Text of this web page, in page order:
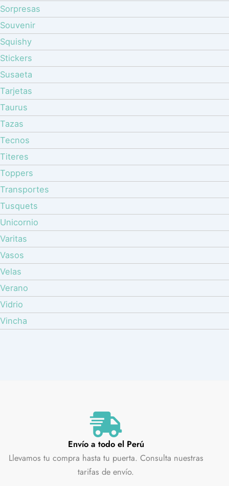
Sorpresas
Souvenir
Squishy
Stickers
Susaeta
Tarjetas
Taurus
Tazas
Tecnos
Titeres
Toppers
Transportes
Tusquets
Unicornio
Varitas
Vasos
Velas
Verano
Vidrio
Vincha
Envío a todo el Perú
Llevamos tu compra hasta tu puerta. Consulta nuestras
tarifas de envío.